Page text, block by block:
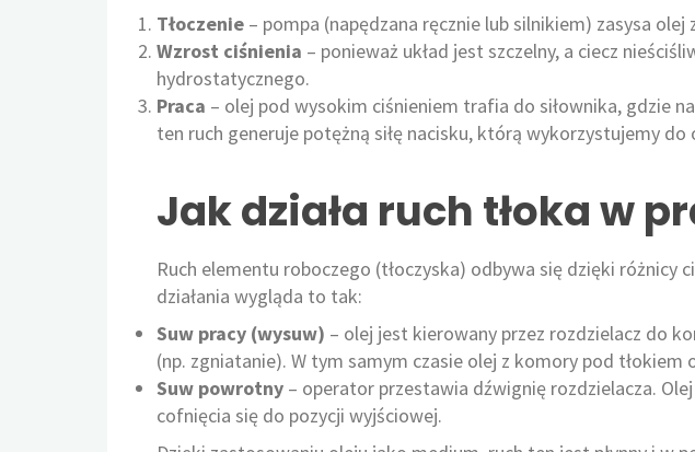
Tłoczenie – pompa (napędzana ręcznie lub silnikiem) zasysa olej
Wzrost ciśnienia – ponieważ układ jest szczelny, a ciecz
hydrostatycznego.
Praca – olej pod wysokim ciśnieniem trafia do siłownika, gdzie
ten ruch generuje potężną siłę nacisku, którą wykorzystujemy do
Jak działa ruch tłoka w
Ruch elementu roboczego (tłoczyska) odbywa się dzięki
działania wygląda to tak:
Suw pracy (wysuw) – olej jest kierowany przez rozdzielacz do
(np. zgniatanie). W tym samym czasie olej z komory pod tłokiem
Suw powrotny – operator przestawia dźwignię rozdzielacza.
cofnięcia się do pozycji wyjściowej.